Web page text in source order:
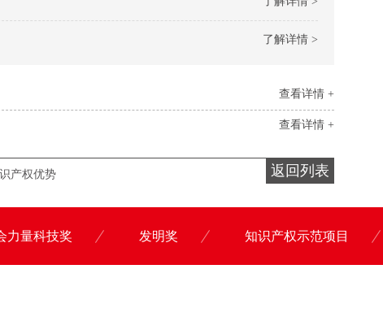
了解详情 >
查看详情 +
查看详情 +
返回列表
产权优势
力量科技奖 发明奖 知识产权示范项目